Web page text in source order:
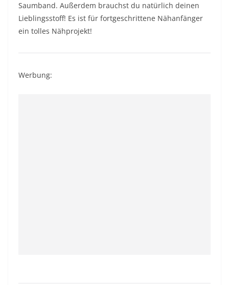
Saumband. Außerdem brauchst du natürlich deinen
Lieblingsstoff! Es ist für fortgeschrittene Nähanfänger
ein tolles Nähprojekt!
Werbung: